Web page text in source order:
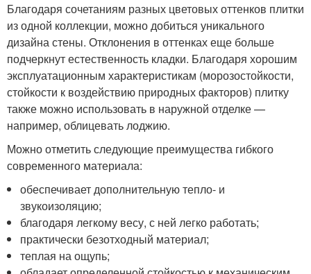
Благодаря сочетаниям разных цветовых оттенков плитки
из одной коллекции, можно добиться уникального
дизайна стены. Отклонения в оттенках еще больше
подчеркнут естественность кладки. Благодаря хорошим
эксплуатационным характеристикам (морозостойкости,
стойкости к воздействию природных факторов) плитку
также можно использовать в наружной отделке —
например, облицевать лоджию.
Можно отметить следующие преимущества гибкого
современного материала:
обеспечивает дополнительную тепло- и
звукоизоляцию;
благодаря легкому весу, с ней легко работать;
практически безотходный материал;
теплая на ощупь;